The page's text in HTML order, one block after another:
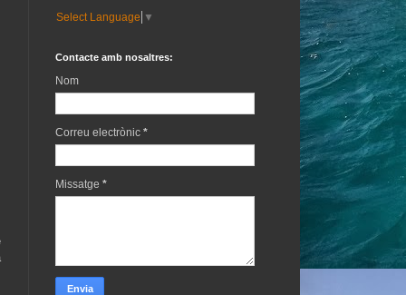
Select Language ▼
Contacte amb nosaltres:
Nom
Correu electrònic *
Missatge *